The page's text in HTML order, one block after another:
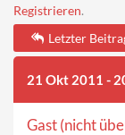
Registrieren.
Letzter
21 Okt 2011 -
Gast (nicht